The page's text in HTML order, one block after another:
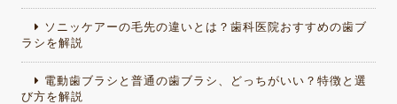
ソニッケアーの毛先の違いとは？歯科医院おすすめの歯ブ
ラシを解説
電動歯ブラシと普通の歯ブラシ、どっちがいい？特徴と選
び方を解説